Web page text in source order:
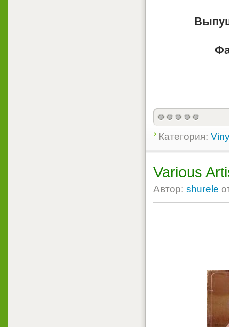
Категория:
Various
Автор: shurele